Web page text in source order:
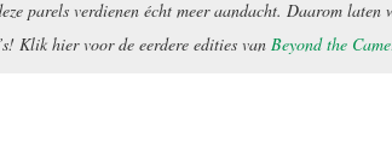
parels verdienen écht meer aandacht. Daarom
Klik hier voor de eerdere edities van Beyond the